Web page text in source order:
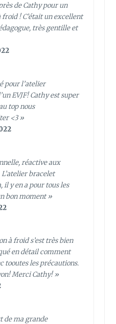
de Cathy pour un
! C’était un excellent
très gentille et
pour l’atelier
EVJF! Cathy est super
top nous
<3 »
réactive aux
bracelet
il y en a pour tous les
bon moment »
à froid s’est très bien
en détail comment
tooutes les précautions.
Merci Cathy! »
de ma grande